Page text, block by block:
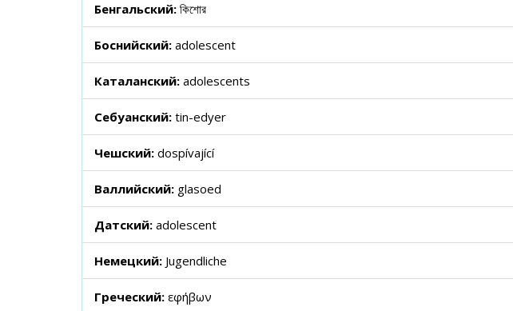
Бенгальский: কিশোর
Боснийский: adolescent
Каталанский: adolescents
Себуанский: tin-edyer
Чешский: dospívající
Валлийский: glasoed
Датский: adolescent
Немецкий: Jugendliche
Греческий: εφήβων